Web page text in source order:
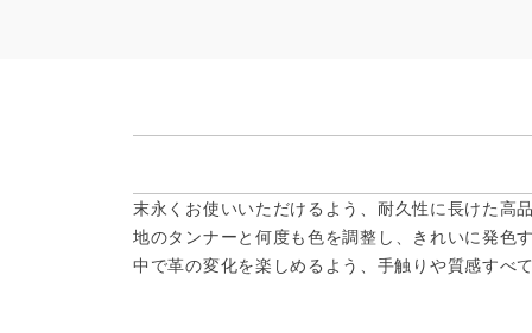
末永くお使いいただけるよう、耐久性に長けた高
地のタンナーと何度も色を調整し、きれいに発色
中で革の変化を楽しめるよう、手触りや質感すべ